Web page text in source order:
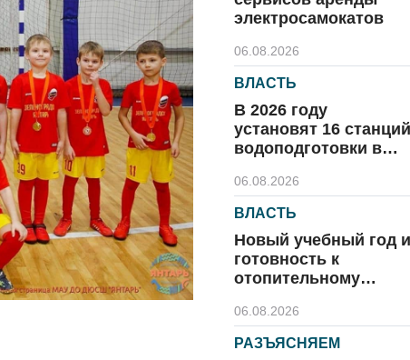
электросамокатов
06.08.2026
ВЛАСТЬ
В 2026 году
установят 16 станций
водоподготовки в
06.08.2026
ВЛАСТЬ
Новый учебный год и
готовность к
отопительному
06.08.2026
РАЗЪЯСНЯЕМ